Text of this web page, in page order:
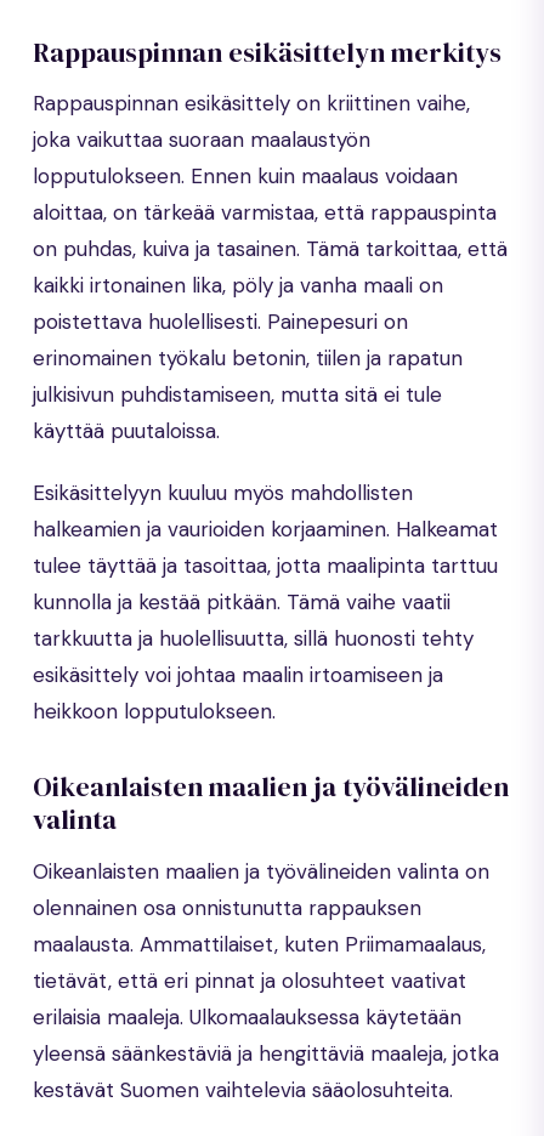
Rappauspinnan esikäsittelyn merkitys
Rappauspinnan esikäsittely on kriittinen vaihe,
joka vaikuttaa suoraan maalaustyön
lopputulokseen. Ennen kuin maalaus voidaan
aloittaa, on tärkeää varmistaa, että rappauspinta
on puhdas, kuiva ja tasainen. Tämä tarkoittaa, että
kaikki irtonainen lika, pöly ja vanha maali on
poistettava huolellisesti. Painepesuri on
erinomainen työkalu betonin, tiilen ja rapatun
julkisivun puhdistamiseen, mutta sitä ei tule
käyttää puutaloissa.
Esikäsittelyyn kuuluu myös mahdollisten
halkeamien ja vaurioiden korjaaminen. Halkeamat
tulee täyttää ja tasoittaa, jotta maalipinta tarttuu
kunnolla ja kestää pitkään. Tämä vaihe vaatii
tarkkuutta ja huolellisuutta, sillä huonosti tehty
esikäsittely voi johtaa maalin irtoamiseen ja
heikkoon lopputulokseen.
Oikeanlaisten maalien ja työvälineiden
valinta
Oikeanlaisten maalien ja työvälineiden valinta on
olennainen osa onnistunutta rappauksen
maalausta. Ammattilaiset, kuten Priimamaalaus,
tietävät, että eri pinnat ja olosuhteet vaativat
erilaisia maaleja. Ulkomaalauksessa käytetään
yleensä säänkestäviä ja hengittäviä maaleja, jotka
kestävät Suomen vaihtelevia sääolosuhteita.